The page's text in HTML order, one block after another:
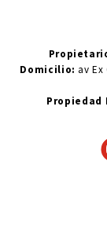
Domicilio: av Ex